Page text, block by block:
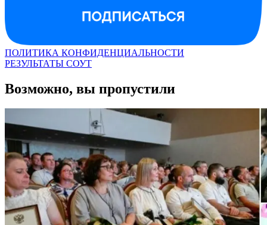
ПОЛИТИКА КОНФИДЕНЦИАЛЬНОСТИ
РЕЗУЛЬТАТЫ СОУТ
Возможно, вы пропустили